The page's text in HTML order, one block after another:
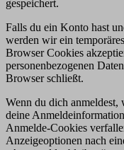
gespeichert.
Falls du ein Konto hast
werden wir ein
Browser Cookies
personenbezogenen
Browser schließt.
Wenn du dich
deine
Anmelde-Cookies
Anzeigeoptionen nach